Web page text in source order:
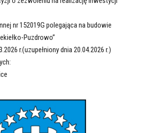
nr 152019G polegająca na budowie
Puzdrowo”
r.(uzupełniony dnia 20.04.2026 r.)